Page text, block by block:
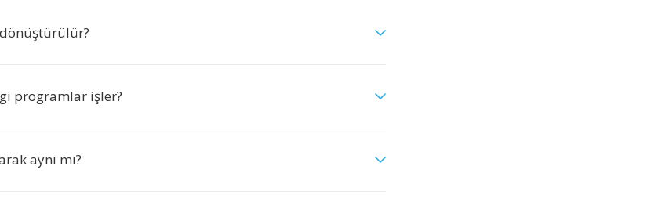
dönüştürülür?
programlar işler?
aynı mı?